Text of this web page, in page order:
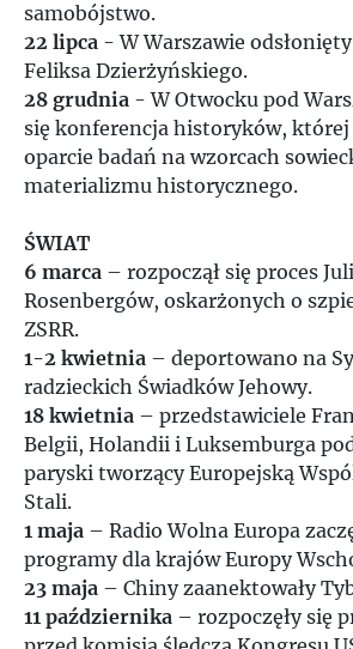
samobójstwo.
22 lipca - W Warszawie
Feliksa Dzierżyńskiego.
28 grudnia - W Otwocku pod
się konferencja historyków, której
oparcie badań na wzorcach
materializmu historycznego.
ŚWIAT
6 marca – rozpoczął się proces
Rosenbergów, oskarżonych o
ZSRR.
1-2 kwietnia – deportowano na
radzieckich Świadków Jehowy.
18 kwietnia – przedstawiciele
Belgii, Holandii i Luksemburga
paryski tworzący Europejską
Stali.
1 maja – Radio Wolna Europa
programy dla krajów Europy
23 maja – Chiny zaanektowały
11 października – rozpoczęły się